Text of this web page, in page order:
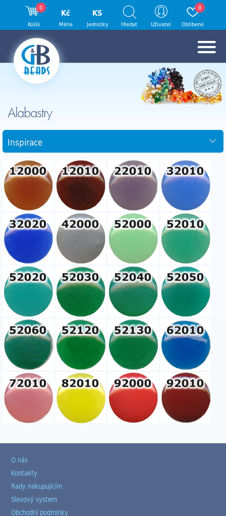
Alabastry
Inspirace
0
Košík
Kč
Měna
KS
Jednotky Hledat Uživatel
0
Oblíbené
O nás
Kontakty
Rady nakupujícím
Slevový system
Obchodní podmínky